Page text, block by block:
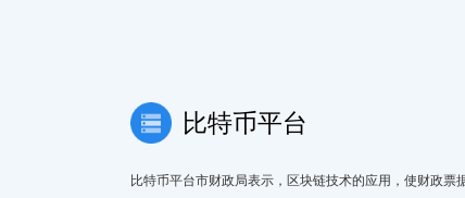
比特币平台
比特币平台市财政局表示，区块链技术的应用，使财政票